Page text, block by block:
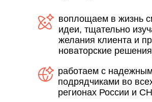
воплощаем в жизнь
идеи, тщательно
желания клиента и
новаторские
работаем с
подрядчиками во
регионах России и